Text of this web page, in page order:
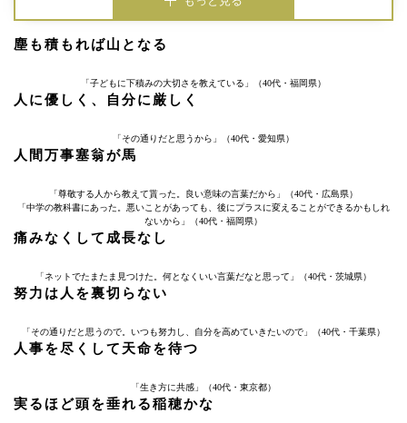
塵も積もれば山となる
「子どもに下積みの大切さを教えている」（40代・福岡県）
人に優しく、自分に厳しく
「その通りだと思うから」（40代・愛知県）
人間万事塞翁が馬
「尊敬する人から教えて貰った。良い意味の言葉だから」（40代・広島県）
「中学の教科書にあった。悪いことがあっても、後にプラスに変えることができるかもしれ
ないから」（40代・福岡県）
痛みなくして成長なし
「ネットでたまたま見つけた。何となくいい言葉だなと思って」（40代・茨城県）
努力は人を裏切らない
「その通りだと思うので。いつも努力し、自分を高めていきたいので」（40代・千葉県）
人事を尽くして天命を待つ
「生き方に共感」（40代・東京都）
実るほど頭を垂れる稲穂かな